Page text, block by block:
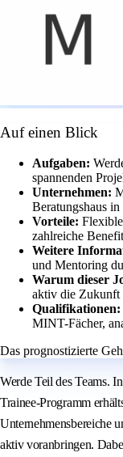
Auf einen Blick
Aufgaben:
spannenden
Unternehmen:
Beratungshaus
Vorteile:
zahlreiche
Weitere
und Mentoring
Warum dieser
aktiv die Zukunft
Qualifikationen:
MINT-Fächer,
Das prognostizierte
Werde Teil des Teams.
Trainee-Programm
Unternehmensbereiche
aktiv voranbringen.